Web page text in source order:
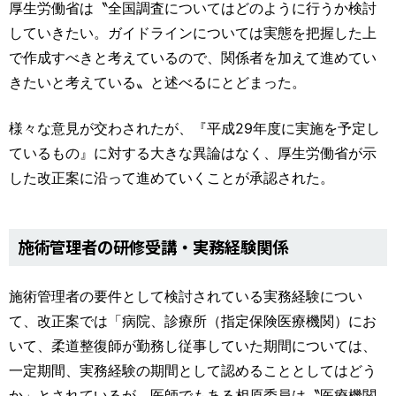
厚生労働省は〝全国調査についてはどのように行うか検討
していきたい。ガイドラインについては実態を把握した上
で作成すべきと考えているので、関係者を加えて進めてい
きたいと考えている〟と述べるにとどまった。
様々な意見が交わされたが、『平成29年度に実施を予定し
ているもの』に対する大きな異論はなく、厚生労働省が示
した改正案に沿って進めていくことが承認された。
施術管理者の研修受講・実務経験関係
施術管理者の要件として検討されている実務経験につい
て、改正案では「病院、診療所（指定保険医療機関）にお
いて、柔道整復師が勤務し従事していた期間については、
一定期間、実務経験の期間として認めることとしてはどう